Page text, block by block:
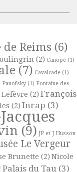
Reims (6)
(2) Canopé(1)
(7) Cavalcade(1)
Panofsky (1) Fontaine des
(2) François
(2) Inrap (3)
(9) JP et J Husson
Le Vergeur
Brunette (2) Nicole
Palais du Tau (3)